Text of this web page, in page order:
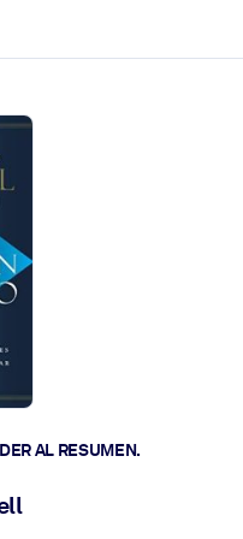
AL RESUMEN.